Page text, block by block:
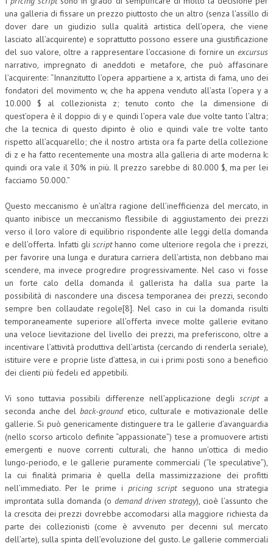
una galleria di fissare un prezzo piuttosto che un altro (senza l’assillo di
dover dare un giudizio sulla qualità artistica dell’opera, che viene
lasciato all’acquirente) e soprattutto possono essere una giustificazione
del suo valore, oltre a rappresentare l’occasione di fornire un excursus
narrativo, impregnato di aneddoti e metafore, che può affascinare
l’acquirente: “Innanzitutto l’opera appartiene a x, artista di fama, uno dei
fondatori del movimento w, che ha appena venduto all’asta l’opera y a
10.000 $ al collezionista z; tenuto conto che la dimensione di
quest’opera è il doppio di y e quindi l’opera vale due volte tanto l’altra;
che la tecnica di questo dipinto è olio e quindi vale tre volte tanto
rispetto all’acquarello; che il nostro artista ora fa parte della collezione
di z e ha fatto recentemente una mostra alla galleria di arte moderna k:
quindi ora vale il 30% in più. Il prezzo sarebbe di 80.000 $, ma per lei
facciamo 50.000.”
Questo meccanismo è un’altra ragione dell’inefficienza del mercato, in
quanto inibisce un meccanismo flessibile di aggiustamento dei prezzi
verso il loro valore di equilibrio rispondente alle leggi della domanda
e dell’offerta. Infatti gliscripthanno come ulteriore regola che i prezzi,
per favorire una lunga e duratura carriera dell’artista, non debbano mai
scendere, ma invece progredire progressivamente. Nel caso vi fosse
un forte calo della domanda il gallerista ha dalla sua parte la
possibilità di nascondere una discesa temporanea dei prezzi, secondo
sempre ben collaudate regole[8]. Nel caso in cui la domanda risulti
temporaneamente superiore all’offerta invece molte gallerie evitano
una veloce lievitazione del livello dei prezzi, ma preferiscono, oltre a
incentivare l’attività produttiva dell’artista (cercando di renderla seriale),
istituire vere e proprie liste d’attesa, in cui i primi posti sono a beneficio
dei clienti più fedeli ed appetibili.
Vi sono tuttavia possibili differenze nell’applicazione degli scripta
seconda anche delback-groundetico, culturale e motivazionale delle
gallerie. Si può genericamente distinguere tra le gallerie d’avanguardia
(nello scorso articolo definite “appassionate”) tese a promuovere artisti
emergenti e nuove correnti culturali, che hanno un’ottica di medio
lungo-periodo, e le gallerie puramente commerciali (“le speculative”),
la cui finalità primaria è quella della massimizzazione dei profitti
nell’immediato. Per le prime ipricing scriptseguono una strategia
improntata sulla domanda (o demand driven strategy), cioè l’assunto che
la crescita dei prezzi dovrebbe accomodarsi alla maggiore richiesta da
parte dei collezionisti (come è avvenuto per decenni sul mercato
dell’arte), sulla spinta dell’evoluzione del gusto. Le gallerie commerciali